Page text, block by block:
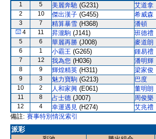
1 5 美麗奔馳 (G231) 艾道拿
2
10 傑出漢子 (G455) 希威森
3
7 精算暴雪 (H368) 潘頓
4
11 昇瀧駒 (J141) 班德禮
5
6 華麗再勝 (J008) 麥道朗
6
1 小霸王 (G265) 鍾易禮
7
12 我為您 (H036) 潘明輝
8
9 輝煌精英 (H311) 梁家俊
9
3 魅力寶駒 (G213) 巴度
10
2 人和家興 (E061) 董明朗
11
8 占士德 (J007) 周俊樂
12
4 幸運遇見 (H274) 艾兆禮
備註: 賽事特別情況索引
派彩